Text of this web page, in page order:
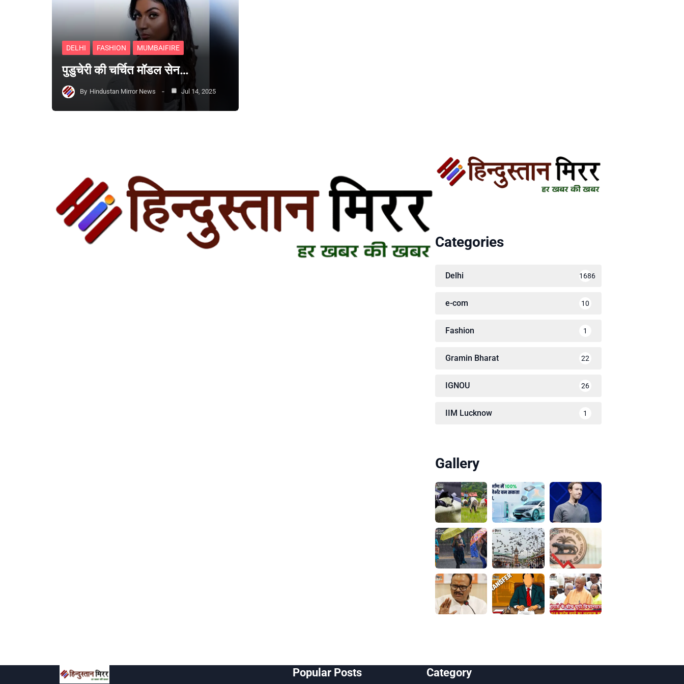
DELHI FASHION MUMBAIFIRE
पुडुचेरी की चर्चित मॉडल सेन…
By Hindustan Mirror News Jul 14, 2025
Categories
Delhi 1686
e-com 10
Fashion 1
Gramin Bharat 22
IGNOU 26
IIM Lucknow 1
Gallery
Popular Posts Category